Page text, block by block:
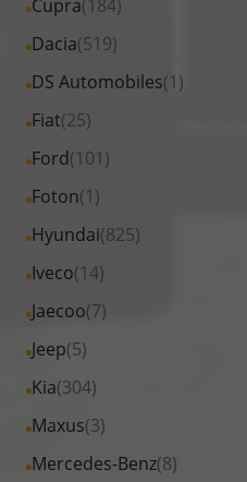
anzeigen
BYD
anzeigen
Citroen
anzeigen
Cupra(184)
Alle
Fahrzeuge
Cupra
anzeigen
Dacia(519)
Alle
Fahrzeuge
Dacia
anzeigen
DS Automobiles(1)
Alle
Fahrzeuge
DS
Automobiles
anzeigen
Fiat(25)
Alle
Fahrzeuge
Fiat
anzeigen
Ford(101)
Alle
Fahrzeuge
Ford
anzeigen
Foton(1)
Alle
Fahrzeuge
Foton
anzeigen
Hyundai(825)
Alle
Fahrzeuge
Hyundai
anzeigen
Iveco(14)
Alle
Fahrzeuge
Iveco
anzeigen
Jaecoo(7)
Alle
Fahrzeuge
Jaecoo
anzeigen
Jeep(5)
Alle
Fahrzeuge
Jeep
anzeigen
Kia(304)
Alle
Fahrzeuge
Kia
Maxus(3)
Alle
Fahrzeuge
Mercedes-Benz(8)
Alle